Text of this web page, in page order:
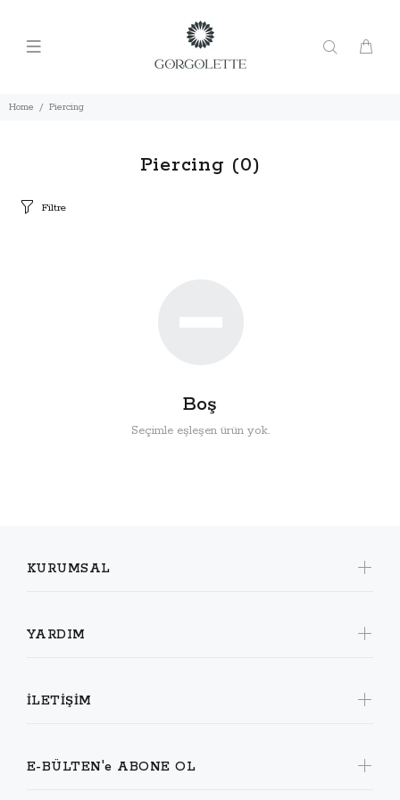
Home Piercing
Piercing (0)
Filtre
Boş
Seçimle eşleşen ürün yok.
KURUMSAL
YARDIM
İLETİŞİM
E-BÜLTEN'e ABONE OL